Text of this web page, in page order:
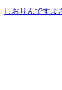
しおりんですよ